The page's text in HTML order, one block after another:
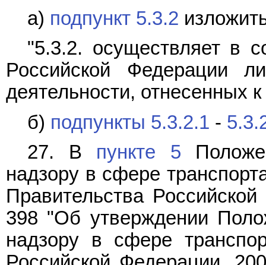
а) подпункт 5.3.2
"5.3.2. осуществляет в
Российской Федерации
деятельности, отнесенных
б) подпункты 5.3.2.1 -
27. В пункте 5
надзору в сфере
Правительства
398 "Об утверждении
надзору в сфере